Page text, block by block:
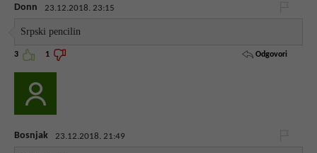
Donn 23.12.2018. 23:15
Srpski pencilin
3 1 Odgovori
Bosnjak 23.12.2018. 21:49